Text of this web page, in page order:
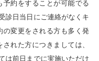
約をすることが可能でる
診日当日にご連絡がなくキ
の変更をされる方も多く発
れた方につきましては、
は前日までに実施いただけ